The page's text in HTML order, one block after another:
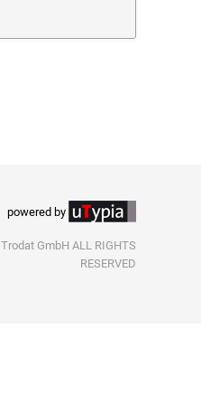
powered by
GmbH ALL RIGHTS
RESERVED